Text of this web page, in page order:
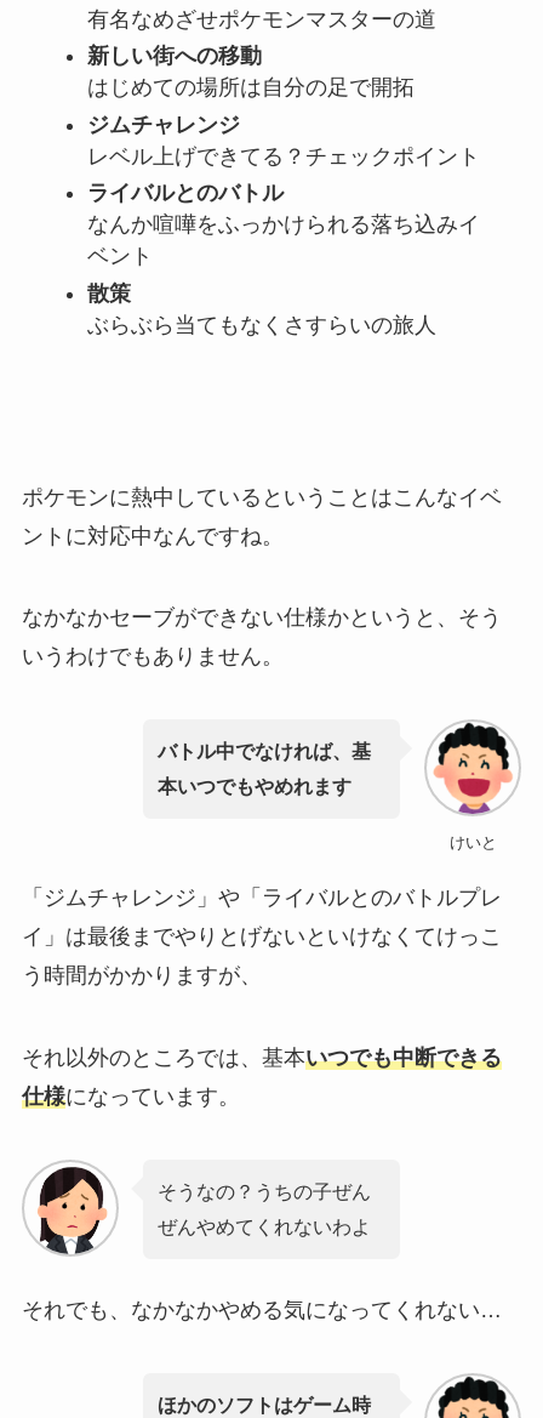
有名なめざせポケモンマスターの道
新しい街への移動
はじめての場所は自分の足で開拓
ジムチャレンジ
レベル上げできてる？チェックポイント
ライバルとのバトル
なんか喧嘩をふっかけられる落ち込みイ
ベント
散策
ぶらぶら当てもなくさすらいの旅人
ポケモンに熱中しているということはこんなイベ
ントに対応中なんですね。
なかなかセーブができない仕様かというと、そう
いうわけでもありません。
けいと
バトル中でなければ、基
本いつでもやめれます
「ジムチャレンジ」や「ライバルとのバトルプレ
イ」は最後までやりとげないといけなくてけっこ
う時間がかかりますが、
それ以外のところでは、基本いつでも中断できる
仕様になっています。
そうなの？うちの子ぜん
ぜんやめてくれないわよ
それでも、なかなかやめる気になってくれない…
ほかのソフトはゲーム時